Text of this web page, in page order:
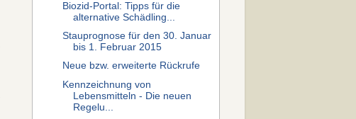
Biozid-Portal: Tipps für die
alternative Schädling...
Stauprognose für den 30. Januar
bis 1. Februar 2015
Neue bzw. erweiterte Rückrufe
Kennzeichnung von
Lebensmitteln - Die neuen
Regelu...